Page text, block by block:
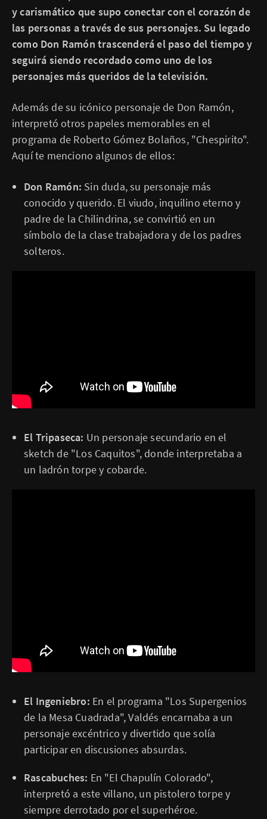
y carismático que supo conectar con el corazón de
las personas a través de sus personajes. Su legado
como Don Ramón trascenderá el paso del tiempo y
seguirá siendo recordado como uno de los
personajes más queridos de la televisión.
Además de su icónico personaje de Don Ramón,
interpretó otros papeles memorables en el
programa de Roberto Gómez Bolaños, "Chespirito".
Aquí te menciono algunos de ellos:
Don Ramón: Sin duda, su personaje más
conocido y querido. El viudo, inquilino eterno y
padre de la Chilindrina, se convirtió en un
símbolo de la clase trabajadora y de los padres
solteros.
El Tripaseca: Un personaje secundario en el
sketch de "Los Caquitos", donde interpretaba a
un ladrón torpe y cobarde.
El Ingeniebro: En el programa "Los Supergenios
de la Mesa Cuadrada", Valdés encarnaba a un
personaje excéntrico y divertido que solía
participar en discusiones absurdas.
Rascabuches: En "El Chapulín Colorado",
interpretó a este villano, un pistolero torpe y
siempre derrotado por el superhéroe.